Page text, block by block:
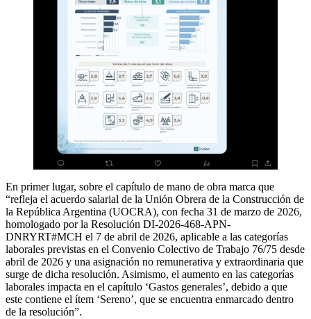
En primer lugar, sobre el capítulo de mano de obra marca que
“refleja el acuerdo salarial de la Unión Obrera de la Construcción de
la República Argentina (UOCRA), con fecha 31 de marzo de 2026,
homologado por la Resolución DI-2026-468-APN-
DNRYRT#MCH el 7 de abril de 2026, aplicable a las categorías
laborales previstas en el Convenio Colectivo de Trabajo 76/75 desde
abril de 2026 y una asignación no remunerativa y extraordinaria que
surge de dicha resolución. Asimismo, el aumento en las categorías
laborales impacta en el capítulo ‘Gastos generales’, debido a que
este contiene el ítem ‘Sereno’, que se encuentra enmarcado dentro
de la resolución”.